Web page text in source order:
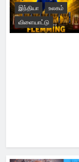
இந்தியா
உலகம்
விளையாட்டு